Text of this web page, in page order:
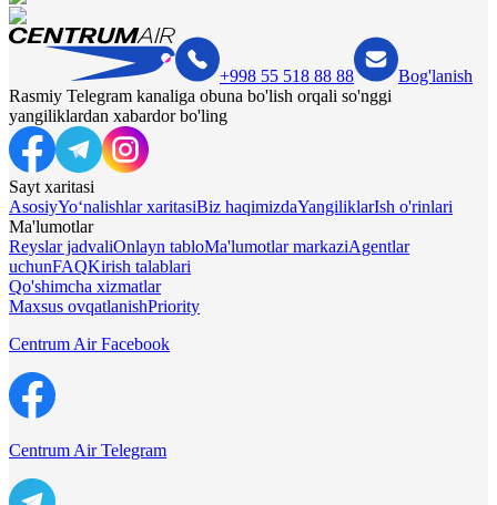
+998 55 518 88 88
Bog'lanish
Rasmiy Telegram kanaliga obuna bo'lish orqali so'nggi
yangiliklardan xabardor bo'ling
Sayt xaritasi
AsosiyYo‘nalishlar xaritasiBiz haqimizdaYangiliklarIsh o'rinlari
Ma'lumotlar
Reyslar jadvaliOnlayn tabloMa'lumotlar markaziAgentlar
uchunFAQKirish talablari
Qo'shimcha xizmatlar
Maxsus ovqatlanishPriority
Centrum Air Facebook
Centrum Air Telegram